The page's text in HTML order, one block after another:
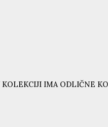
IMA ODLIČNE